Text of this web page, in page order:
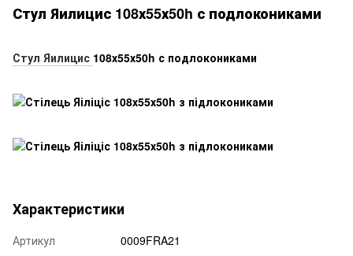
Стул Яилицис 108х55х50h с подлокониками
Стул Яилицис 108х55х50h с подлокониками
Характеристики
Артикул
0009FRA21